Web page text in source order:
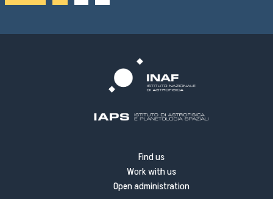
Find us
Work with us
Open administration